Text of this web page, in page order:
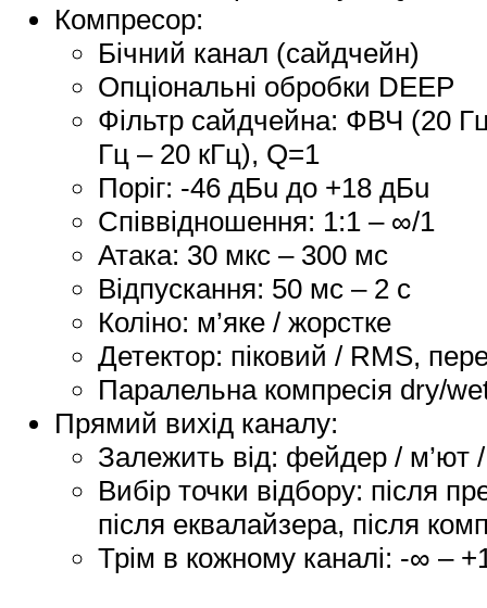
Компресор:
Бічний канал (сайдчейн)
Опціональні обробки DEEP
Фільтр сайдчейна: ФВЧ (20
Гц – 20 кГц), Q=1
Поріг: -46 дБu до +18 дБu
Співвідношення: 1:1 – ∞/1
Атака: 30 мкс – 300 мс
Відпускання: 50 мс – 2 с
Коліно: м’яке / жорстке
Детектор: піковий / RMS,
Паралельна компресія dry/
Прямий вихід каналу:
Залежить від: фейдер / м’ют
Вибір точки відбору: після
після еквалайзера, після
Трім в кожному каналі: -∞ –